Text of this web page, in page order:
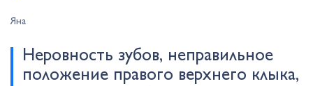
Яна
Неровность зубов, неправильное
положение правого верхнего клыка,